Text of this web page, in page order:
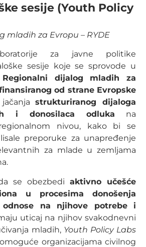
sesije (Youth Policy
mladih za Evropu – RYDE
za javne politike
sesije koje se sprovode u
Regionalni dijalog mladih za
od strane Evropske
strukturiranog dijaloga
i donosilaca odluka na
nivou, kako bi se
preporuke za unapređenje
za mlade u zemljama
se obezbedi aktivno učešće
u procesima donošenja
na njihove potrebe i
uticaj na njihov svakodnevni
mladih, Youth Policy Labs
organizacijama civilnog